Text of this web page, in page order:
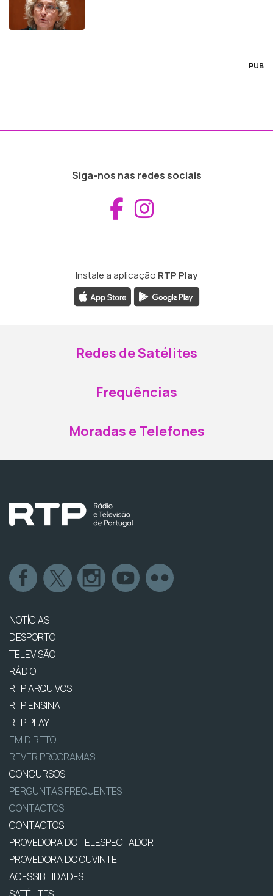
PUB
Siga-nos nas redes sociais
Aceder ao
Instale a aplicação RTP Play
Redes de Satélites
Frequências
Moradas e Telefones
NOTÍCIAS
DESPORTO
TELEVISÃO
RÁDIO
RTP ARQUIVOS
RTP ENSINA
RTP PLAY
EM DIRETO
REVER PROGRAMAS
CONCURSOS
PERGUNTAS FREQUENTES
CONTACTOS
CONTACTOS
PROVEDORA DO TELESPECTADOR
PROVEDORA DO OUVINTE
ACESSIBILIDADES